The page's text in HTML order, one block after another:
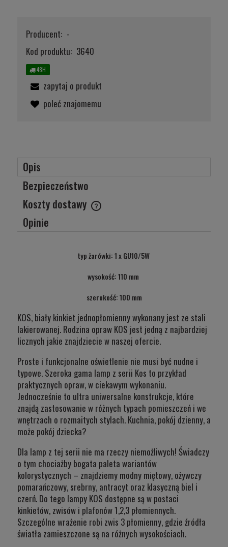
Producent: -
Kod produktu: 3640
48H
zapytaj o produkt
poleć znajomemu
Opis
Bezpieczeństwo
Koszty dostawy
Cena nie zawiera ewentualnych kosztów płatności
Opinie
typ żarówki: 1 x GU10/5W
wysokość: 110 mm
szerokość: 100 mm
KOS, biały kinkiet jednopłomienny wykonany jest ze stali
lakierowanej. Rodzina opraw KOS jest jedną z najbardziej
licznych jakie znajdziecie w naszej ofercie.
Proste i funkcjonalne oświetlenie nie musi być nudne i
typowe. Szeroka gama lamp z serii Kos to przykład
praktycznych opraw, w ciekawym wykonaniu.
Jednocześnie to ultra uniwersalne konstrukcje, które
znajdą zastosowanie w różnych typach pomieszczeń i we
wnętrzach o rozmaitych stylach. Kuchnia, pokój dzienny, a
może pokój dziecka?
Dla lamp z tej serii nie ma rzeczy niemożliwych! Świadczy
o tym chociażby bogata paleta wariantów
kolorystycznych – znajdziemy modny miętowy, ożywczy
pomarańczowy, srebrny, antracyt oraz klasyczną biel i
czerń. Do tego lampy KOS dostępne są w postaci
kinkietów, zwisów i plafonów 1,2,3 płomiennych.
Szczególne wrażenie robi zwis 3 płomienny, gdzie źródła
światła zamieszczone są na różnych wysokościach.